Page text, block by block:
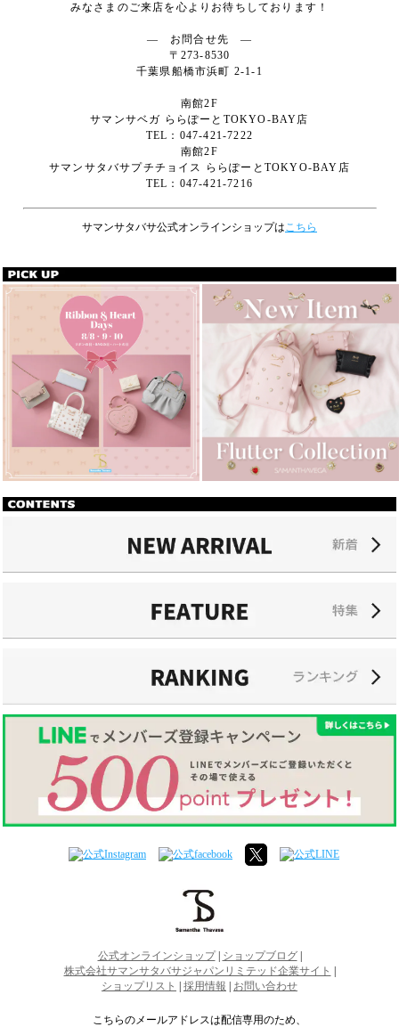
みなさまのご来店を心よりお待ちしております！
― お問合せ先 ―
〒273-8530
千葉県船橋市浜町 2-1-1
南館2F
サマンサベガ ららぽーとTOKYO-BAY店
TEL：047-421-7222
南館2F
サマンサタバサプチチョイス ららぽーとTOKYO-BAY店
TEL：047-421-7216
サマンサタバサ公式オンラインショップはこちら
公式オンラインショップ ショップブログ
株式会社サマンサタバサジャパンリミテッド企業サイト
ショップリスト
採用情報 お問い合わせ
こちらのメールアドレスは配信専用のため、